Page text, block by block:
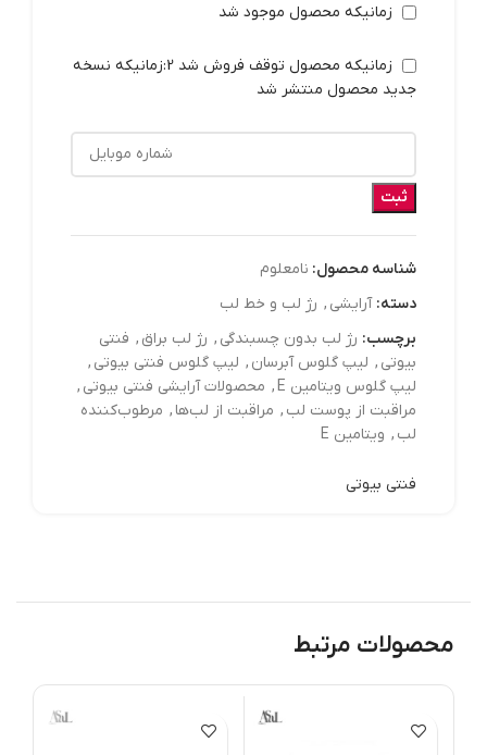
زمانیکه محصول موجود شد
زمانیکه محصول توقف فروش شد 2:زمانیکه نسخه
جدید محصول منتشر شد
ثبت
شناسه محصول: نامعلوم
دسته: آرايشي , رژ لب و خط لب
برچسب: رژ لب بدون چسبندگی , رژ لب براق , فنتی
بیوتی , لیپ گلوس آبرسان , لیپ گلوس فنتی بیوتی ,
لیپ گلوس ویتامین E
, محصولات آرایشی فنتی بیوتی ,
مراقبت از پوست لب , مراقبت از لب‌ها , مرطوب‌کننده
لب , ویتامین E
فنتی بیوتی
محصولات مرتبط